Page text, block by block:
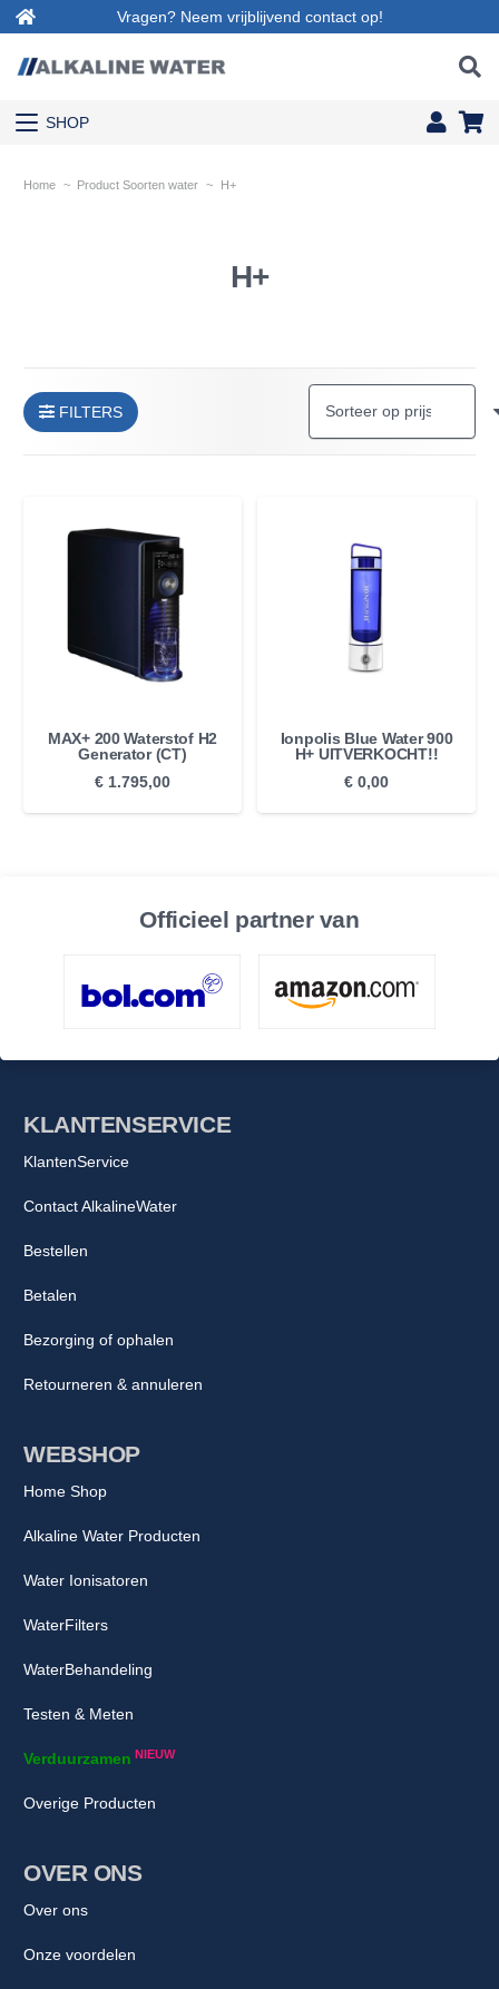
Vragen? Neem vrijblijvend contact op!
SHOP
Home ~ Product Soorten water ~ H+
H+
FILTERS
MAX+ 200 Waterstof H2
Generator (CT)
€ 1.795,00
Ionpolis Blue Water 900
H+ UITVERKOCHT!!
€ 0,00
Officieel partner van
WEBSHOP
Home Shop
Alkaline Water Producten
Water Ionisatoren
WaterFilters
WaterBehandeling
Testen & Meten
Verduurzamen NIEUW
Overige Producten
OVER ONS
Over ons
Onze voordelen
KLANTENSERVICE
KlantenService
Contact AlkalineWater
Bestellen
Betalen
Bezorging of ophalen
Retourneren & annuleren